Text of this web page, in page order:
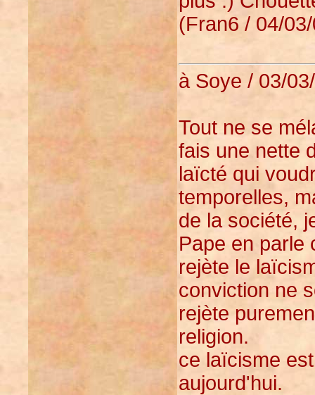
(Fran6 / 04/
à Soye / 03/
Tout ne se
fais une nette
laïcté qui
temporelles,
de la société,
Pape en parle
rejète le
conviction ne
rejète
religion.
ce laïcisme
aujourd'hui.